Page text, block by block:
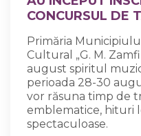
CONCURSUL DE
Primăria
Cultural „G. M.
august spiritul
perioada 28-30
vor răsuna timp de
emblematice, hituri
spectaculoase.